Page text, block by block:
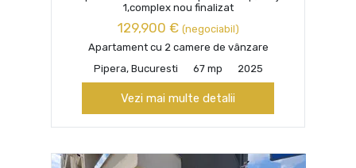
1,complex nou finalizat
129,900 € (negociabil)
Apartament cu 2 camere de vânzare
Pipera, Bucuresti
67 mp 2025
Vezi mai multe detalii